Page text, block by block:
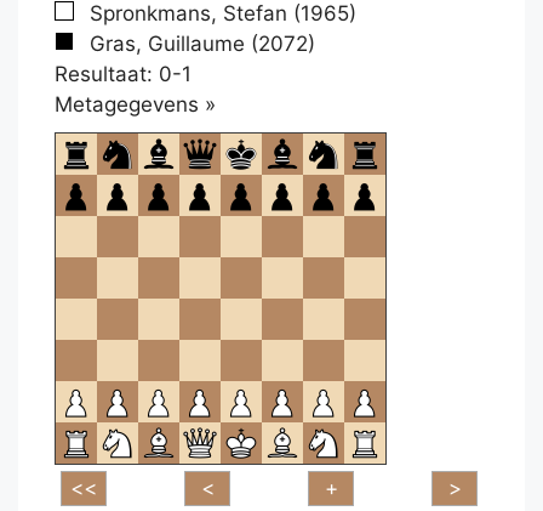
Spronkmans, Stefan (1965)
Gras, Guillaume (2072)
Resultaat: 0-1
Metagegevens »
om
te
openen.